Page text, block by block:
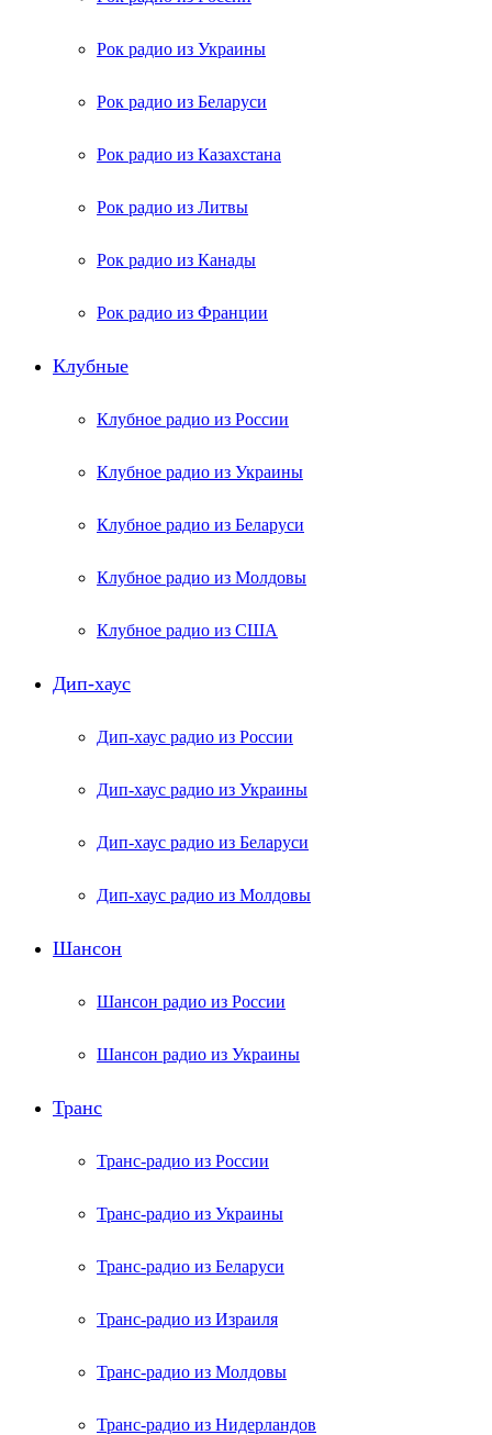
Рок радио из Украины
Рок радио из Беларуси
Рок радио из Казахстана
Рок радио из Литвы
Рок радио из Канады
Рок радио из Франции
Клубные
Клубное радио из России
Клубное радио из Украины
Клубное радио из Беларуси
Клубное радио из Молдовы
Клубное радио из США
Дип-хаус
Дип-хаус радио из России
Дип-хаус радио из Украины
Дип-хаус радио из Беларуси
Дип-хаус радио из Молдовы
Шансон
Шансон радио из России
Шансон радио из Украины
Транс
Транс-радио из России
Транс-радио из Украины
Транс-радио из Беларуси
Транс-радио из Израиля
Транс-радио из Молдовы
Транс-радио из Нидерландов